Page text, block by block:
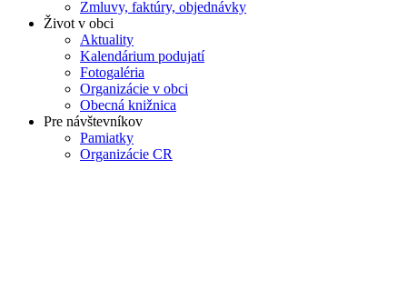
Zmluvy, faktúry, objednávky
Život v obci
Aktuality
Kalendárium podujatí
Fotogaléria
Organizácie v obci
Obecná knižnica
Pre návštevníkov
Pamiatky
Organizácie CR